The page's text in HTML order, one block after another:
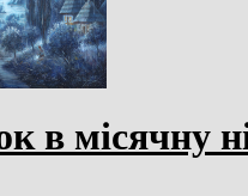
в місячну